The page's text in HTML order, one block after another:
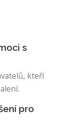
s
kteří
pro